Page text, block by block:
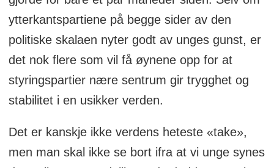
ytterkantspartiene på begge sider av den
politiske skalaen nyter godt av unges gunst, er
det nok flere som vil få øynene opp for at
styringspartier nære sentrum gir trygghet og
stabilitet i en usikker verden.
Det er kanskje ikke verdens heteste «take»,
men man skal ikke se bort ifra at vi unge synes